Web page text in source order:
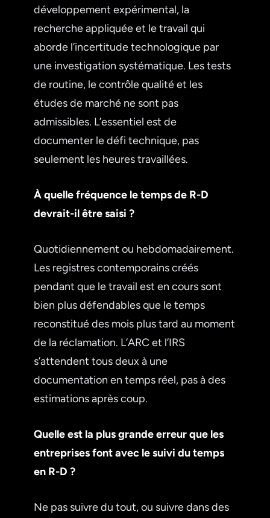
développement expérimental, la
recherche appliquée et le travail qui
aborde l’incertitude technologique par
une investigation systématique. Les tests
de routine, le contrôle qualité et les
études de marché ne sont pas
admissibles. L’essentiel est de
documenter le défi technique, pas
seulement les heures travaillées.
À quelle fréquence le temps de R-D
devrait-il être saisi ?
Quotidiennement ou hebdomadairement.
Les registres contemporains créés
pendant que le travail est en cours sont
bien plus défendables que le temps
reconstitué des mois plus tard au moment
de la réclamation. L’ARC et l’IRS
s’attendent tous deux à une
documentation en temps réel, pas à des
estimations après coup.
Quelle est la plus grande erreur que les
entreprises font avec le suivi du temps
en R-D ?
Ne pas suivre du tout, ou suivre dans des